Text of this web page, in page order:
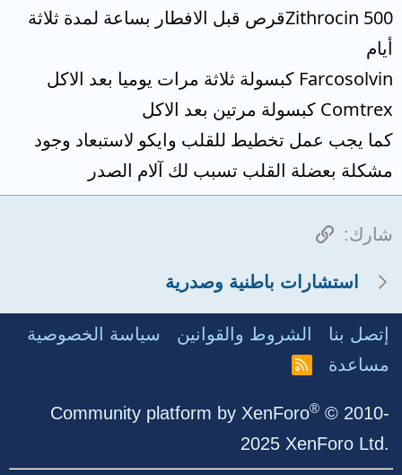
Zithrocin 500قرص قبل الافطار بساعة لمدة ثلاثة
أيام
Farcosolvin كبسولة ثلاثة مرات يوميا بعد الاكل
Comtrex كبسولة مرتين بعد الاكل
كما يجب عمل تخطيط للقلب وايكو لاستبعاد وجود
مشكلة بعضلة القلب تسبب لك آلام الصدر
شارك: الرابط
استشارات باطنية وصدرية
إتصل بنا الشروط والقوانين
سياسة الخصوصية
مساعدة
R
Community platform by XenForo® © 2010-
2025 XenForo Ltd.